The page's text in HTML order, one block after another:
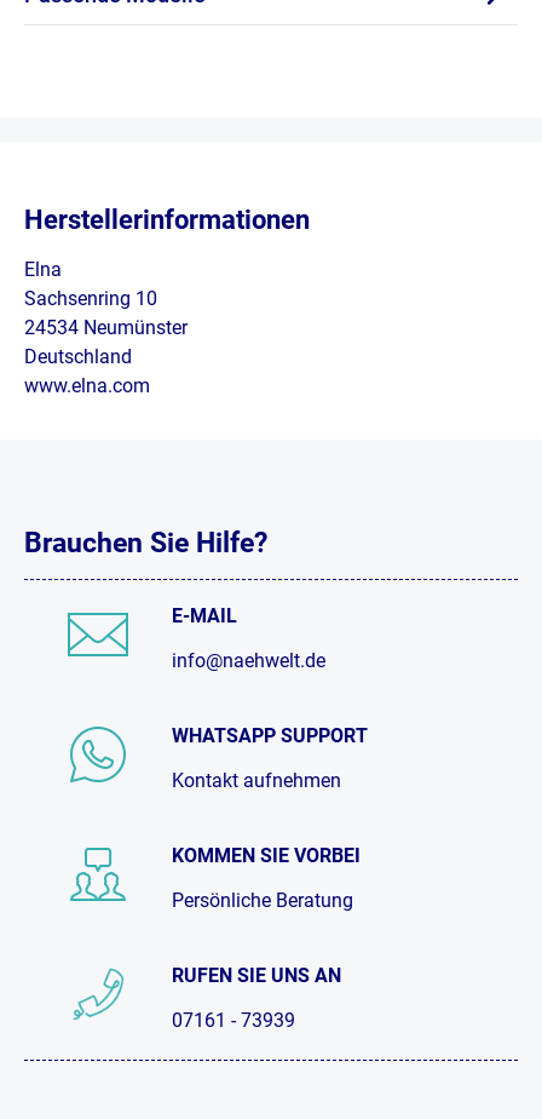
Herstellerinformationen
Elna
Sachsenring 10
24534 Neumünster
Deutschland
www.elna.com
Brauchen Sie Hilfe?
E-MAIL
info@naehwelt.de
WHATSAPP SUPPORT
Kontakt aufnehmen
KOMMEN SIE VORBEI
Persönliche Beratung
RUFEN SIE UNS AN
07161 - 73939